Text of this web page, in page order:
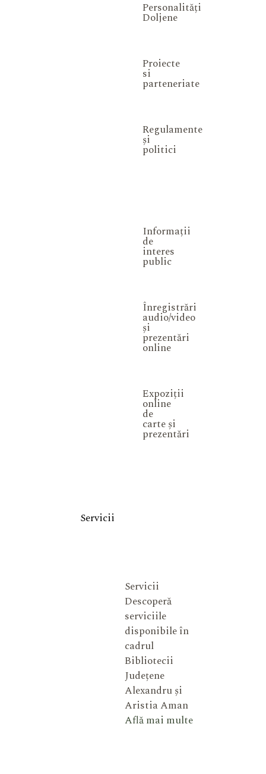
Personalități
Doljene
Proiecte
si
parteneriate
Regulamente
și
politici
Informații
de
interes
public
Înregistrări
audio/video
și
prezentări
online
Expoziții
online
de
carte și
prezentări
Servicii
Servicii
Descoperă
serviciile
disponibile în
cadrul
Bibliotecii
Județene
Alexandru și
Aristia Aman
Află mai multe